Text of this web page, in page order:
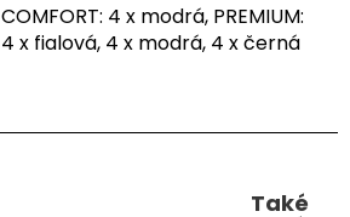
COMFORT: 4 x modrá, PREMIUM:
4 x fialová, 4 x modrá, 4 x černá
Také